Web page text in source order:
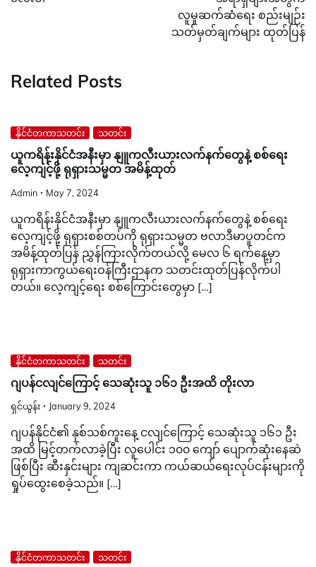
လူမှုဆက်ဆံရေး စည်းမျဉ်း
သတ်မှတ်ချက်များ ထုတ်ပြန်
Related Posts
နိုင်ငံတကာသတင်း သတင်း
ယူကရိန်းနိုင်ငံအနီးမှာ နျူကလီးယားလက်နက်တွေနဲ့ စစ်ရေး
လေ့ကျင့်ဖို့ ရုရှားသမ္မတ အမိန့်ထုတ်
Admin May 7, 2024
ယူကရိန်းနိုင်ငံအနီးမှာ နျူကလီးယားလက်နက်တွေနဲ့ စစ်ရေး
လေ့ကျင့်ဖို့ ရုရှားစစ်တပ်ကို ရုရှားသမ္မတ ဗလာဒီမာပူတင်က
အမိန့်ထုတ်ပြန် ညွှန်ကြားလိုက်တယ်လို့ မေလ ၆ ရက်နေ့မှာ
ရုရှားကာကွယ်ရေးဝန်ကြီးဌာနက သတင်းထုတ်ပြန်လိုက်ပါ
တယ်။ လေ့ကျင့်ရေး စစ်ကြောင်းတွေမှာ […]
နိုင်ငံတကာသတင်း သတင်း
ဂျပန်ငလျင်ကြောင့် သေဆုံးသူ ၁၆၁ ဦးအထိ တိုးလာ
ရှင်ယွန်း January 9, 2024
ဂျပန်နိုင်ငံ၏ နှစ်သစ်ကူးနေ့ ငလျင်ကြောင့် သေဆုံးသူ ၁၆၁ ဦး
အထိ မြင့်တက်လာခဲ့ပြီး လူပေါင်း ၁၀၀ ကျော် ပျောက်ဆုံးနေဆဲ
ဖြစ်ပြီး ဆီးနှင်းများ ကျဆင်းကာ ကယ်ဆယ်ရေးလုပ်ငန်းများကို
ရှုပ်ထွေးစေခဲ့သည်။ […]
နိုင်ငံတကာသတင်း သတင်း